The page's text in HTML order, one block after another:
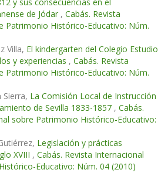
de Jódar , Cabás. Revista
Patrimonio Histórico-Educativo: Núm.
Villa, El kindergarten del Colegio Estudio
y experiencias , Cabás. Revista
Patrimonio Histórico-Educativo: Núm.
Sierra, La Comisión Local de Instrucción
de Sevilla 1833-1857 , Cabás.
sobre Patrimonio Histórico-Educativo:
Legislación y prácticas
XVIII , Cabás. Revista Internacional
Educativo: Núm. 04 (2010)